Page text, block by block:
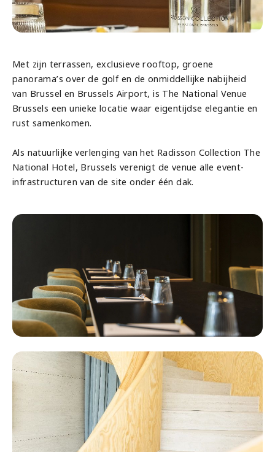
Met zijn terrassen, exclusieve rooftop, groene
panorama’s over de golf en de onmiddellijke nabijheid
van Brussel en Brussels Airport, is The National Venue
Brussels een unieke locatie waar eigentijdse elegantie en
rust samenkomen.
Als natuurlijke verlenging van het Radisson Collection The
National Hotel, Brussels verenigt de venue alle event-
infrastructuren van de site onder één dak.